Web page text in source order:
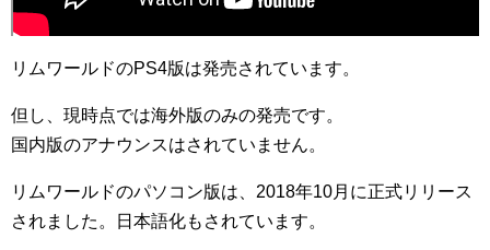
リムワールドのPS4版は発売されています。
但し、現時点では海外版のみの発売です。
国内版のアナウンスはされていません。
リムワールドのパソコン版は、2018年10月に正式リリース
されました。日本語化もされています。